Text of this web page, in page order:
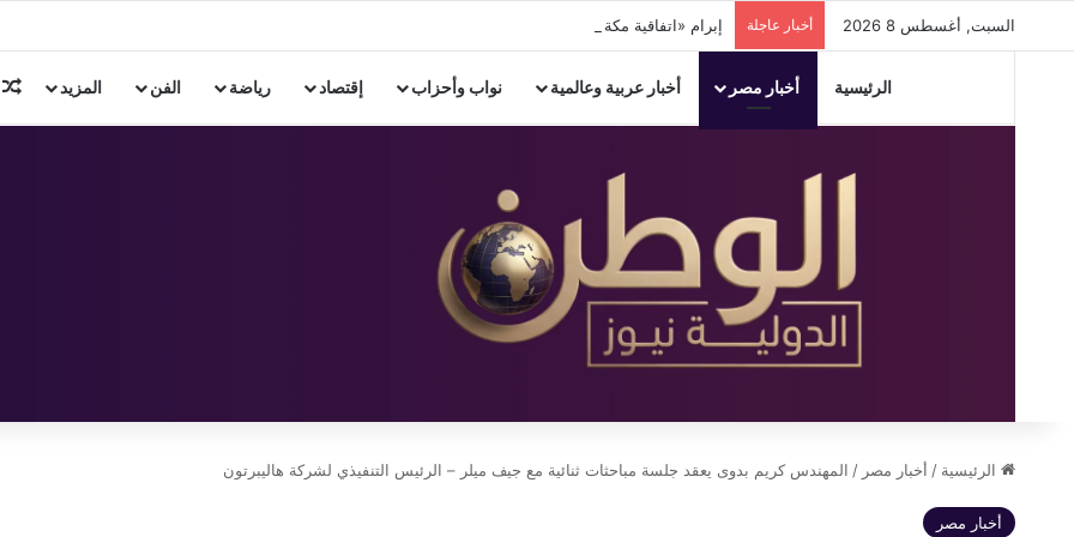
السبت, أغسطس 8 2026 أخبار عاجلة إبرام «اتفاقية مكة للدفاع المشترك» بين 3 دول إسلامية
الرئيسية أخبار مصر أخبار عربية وعالمية نواب وأحزاب إقتصاد رياضة الفن المزيد
الرئيسية / أخبار مصر / المهندس كريم بدوى يعقد جلسة مباحثات ثنائية مع جيف ميلر – الرئيس التنفيذي لشركة هاليبرتون
أخبار مصر